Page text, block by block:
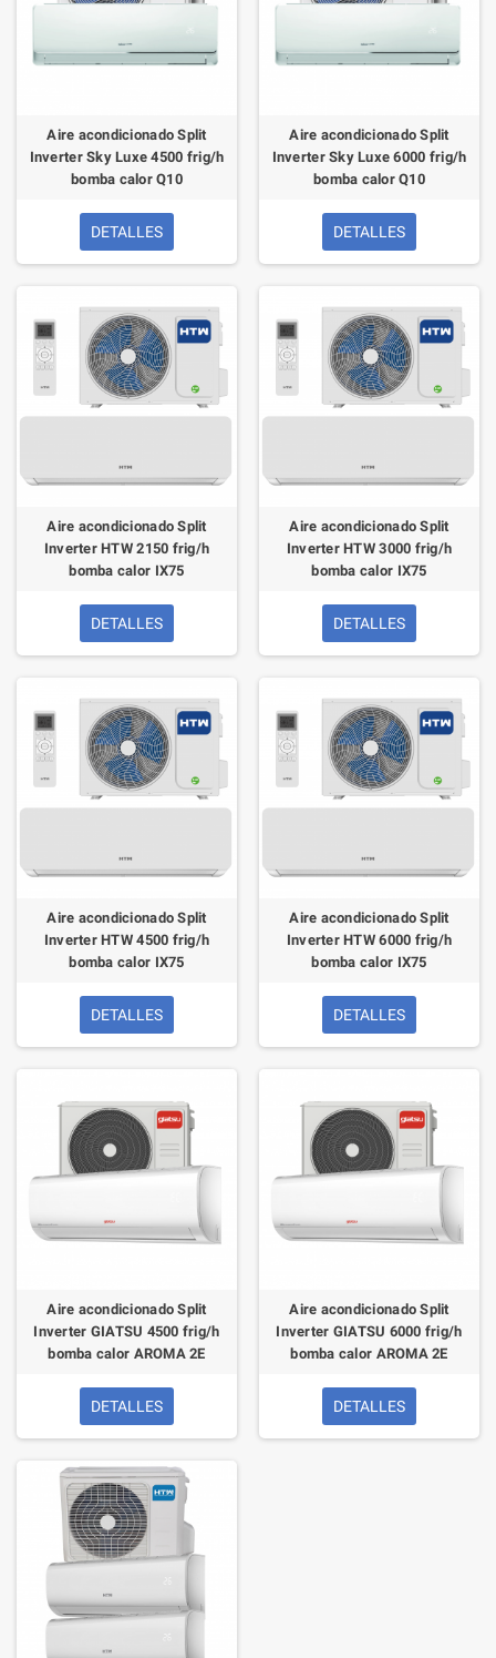
Aire acondicionado Split
Inverter Sky Luxe 4500 frig/h
bomba calor Q10
DETALLES
Aire acondicionado Split
Inverter Sky Luxe 6000 frig/h
bomba calor Q10
DETALLES
Aire acondicionado Split
Inverter HTW 2150 frig/h
bomba calor IX75
DETALLES
Aire acondicionado Split
Inverter HTW 3000 frig/h
bomba calor IX75
DETALLES
Aire acondicionado Split
Inverter HTW 4500 frig/h
bomba calor IX75
DETALLES
Aire acondicionado Split
Inverter HTW 6000 frig/h
bomba calor IX75
DETALLES
Aire acondicionado Split
Inverter GIATSU 4500 frig/h
bomba calor AROMA 2E
DETALLES
Aire acondicionado Split
Inverter GIATSU 6000 frig/h
bomba calor AROMA 2E
DETALLES